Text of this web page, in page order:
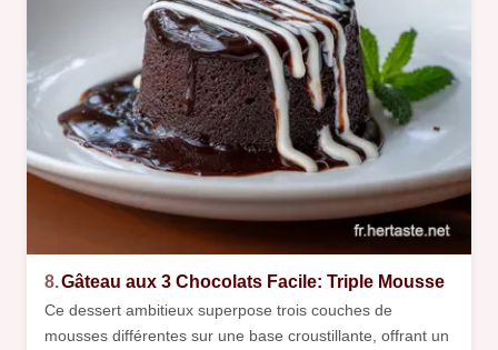
8.Gâteau aux 3 Chocolats Facile: Triple Mousse
Ce dessert ambitieux superpose trois couches de
mousses différentes sur une base croustillante, offrant un